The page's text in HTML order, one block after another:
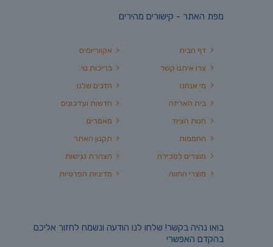
מפת האתר - קישורים מהירים
אקווריומים
בריכות נוי
הדגים שלנו
חדשות ועדכונים
מאמרים
תקנון האתר
הצהרת נגישות
מדיניות הפרטיות
דף הבית
צרו איתנו קשר
מי אנחנו
בית האריזה
חנות הציוד
החממות
מוצרים למכירה
מוצרי החווה
בואו נהיה בקשר! שלחו לנו הודעה ונשמח לחזור אליכם
בהקדם האפשרי